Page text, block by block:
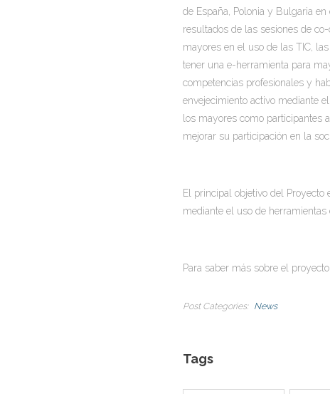
de España, Polonia y Bulgaria
resultados de las sesiones de
mayores en el uso de las TIC,
tener una e-herramienta para
competencias profesionales y
envejecimiento activo mediante
los mayores como participantes
mejorar su participación en la
El principal objetivo del
mediante el uso de herramientas
Para saber más sobre el
Post Categories News
Tags